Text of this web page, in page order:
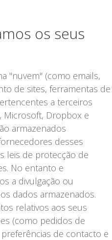
os seus
"nuvem" (como emails,
de sites, ferramentas de
a terceiros
Microsoft, Dropbox e
armazenados
desses
leis de protecção de
No entanto e
a divulgação ou
dados armazenados.
relativos aos seus
(como pedidos de
de contacto e